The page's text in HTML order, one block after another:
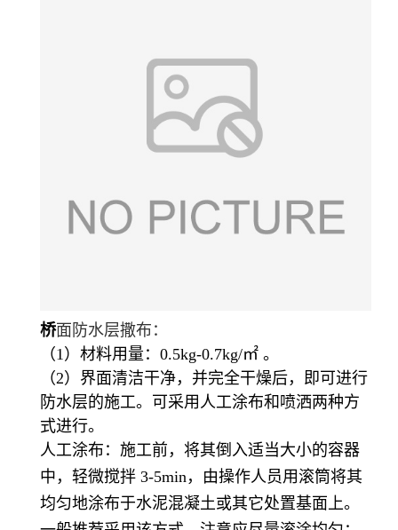
桥面防水层撒布：
（1）材料用量：0.5kg-0.7kg/㎡ 。
（2）界面清洁干净，并完全干燥后，即可进行
防水层的施工。可采用人工涂布和喷洒两种方
式进行。
人工涂布：施工前，将其倒入适当大小的容器
中，轻微搅拌 3-5min，由操作人员用滚筒将其
均匀地涂布于水泥混凝土或其它处置基面上。